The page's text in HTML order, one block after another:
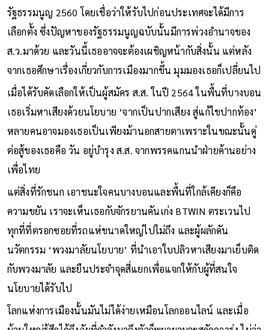
รัฐธรรมนูญ 2560 โดยเชื่อว่าให้รับไปก่อนประเทศจะได้มีการ
เลือกตั้ง ซึ่งปัญหาของรัฐธรรมนูญฉบับนั้นมีการพ่วงอำนาจของ
ส.ว.มาด้วย และวันนี้เธออาจจะต้องเผชิญหน้ากับสิ่งนั้น แต่หลัง
จากเธอศึกษาเรื่องเกี่ยวกับการเมืองมากขึ้น มุมมองเธอก็เปลี่ยนไป
เมื่อได้รับคัดเลือกให้เป็นผู้สมัคร ส.ส. ในปี 2564 ในพื้นที่บางบอน
เธอเริ่มหาเสียงด้วยนโยบาย ‘จากเป็นปากเสียง สู่แก้ไขปากท้อง’
หลายคนอาจมองเธอเป็นเพียงม้านอกสายตาเพราะในขณะนั้นคู่
ต่อสู้ของเธอคือ วัน อยู่บำรุง ส.ส. จากพรรคแกนนำฝ่ายค้านอย่าง
เพื่อไทย
แต่สิ่งที่รักชนก เอาชนะใจคนบางบอนและพื้นที่ใกล้เคียงก็คือ
ความขยัน เราจะเห็นเธอกับจักรยานคันเก่ง BTWIN ตระเวนไป
ทุกที่ที่ตรอกซอยที่รถแห่ขนาดใหญ่ไปไม่ถึง และผู้ผลักดัน
นวัตกรรม ‘พวงมาลัยนโยบาย’ ที่นำเอาใบปลิวหาเสียงมาเย็บติด
กับพวงมาลัย และยืนประจำจุดสี่แยกเพื่อแจกให้กับผู้ที่สนใจ
นโยบายได้รับไป
โลกแห่งการเมืองนั้นมันไม่ได้ง่ายเหมือนโลกออนไลน์ และเมื่อ